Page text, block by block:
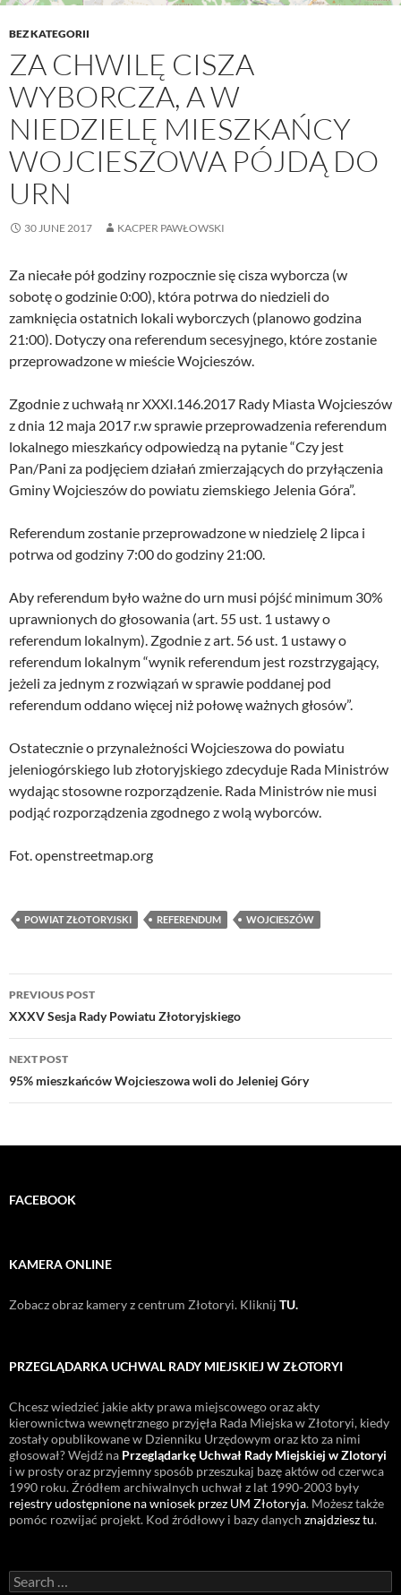
BEZ KATEGORII
ZA CHWILĘ CISZA
WYBORCZA, A W
NIEDZIELĘ MIESZKAŃCY
WOJCIESZOWA PÓJDĄ DO
URN
30 JUNE 2017 KACPER PAWŁOWSKI
Za niecałe pół godziny rozpocznie się cisza wyborcza (w
sobotę o godzinie 0:00), która potrwa do niedzieli do
zamknięcia ostatnich lokali wyborczych (planowo godzina
21:00). Dotyczy ona referendum secesyjnego, które zostanie
przeprowadzone w mieście Wojcieszów.
Zgodnie z uchwałą nr XXXI.146.2017 Rady Miasta Wojcieszów
z dnia 12 maja 2017 r.w sprawie przeprowadzenia referendum
lokalnego mieszkańcy odpowiedzą na pytanie “Czy jest
Pan/Pani za podjęciem działań zmierzających do przyłączenia
Gminy Wojcieszów do powiatu ziemskiego Jelenia Góra”.
Referendum zostanie przeprowadzone w niedzielę 2 lipca i
potrwa od godziny 7:00 do godziny 21:00.
Aby referendum było ważne do urn musi pójść minimum 30%
uprawnionych do głosowania (art. 55 ust. 1 ustawy o
referendum lokalnym). Zgodnie z art. 56 ust. 1 ustawy o
referendum lokalnym “wynik referendum jest rozstrzygający,
jeżeli za jednym z rozwiązań w sprawie poddanej pod
referendum oddano więcej niż połowę ważnych głosów”.
Ostatecznie o przynależności Wojcieszowa do powiatu
jeleniogórskiego lub złotoryjskiego zdecyduje Rada Ministrów
wydając stosowne rozporządzenie. Rada Ministrów nie musi
podjąć rozporządzenia zgodnego z wolą wyborców.
Fot. openstreetmap.org
POWIAT ZŁOTORYJSKI REFERENDUM WOJCIESZÓW
Post
navigation
PREVIOUS POST
XXXV Sesja Rady Powiatu Złotoryjskiego
NEXT POST
95% mieszkańców Wojcieszowa woli do Jeleniej Góry
FACEBOOK
KAMERA ONLINE
Zobacz obraz kamery z centrum Złotoryi. Kliknij TU.
PRZEGLĄDARKA UCHWAL RADY MIEJSKIEJ W ZŁOTORYI
Chcesz wiedzieć jakie akty prawa miejscowego oraz akty
kierownictwa wewnętrznego przyjęła Rada Miejska w Złotoryi, kiedy
zostały opublikowane w Dzienniku Urzędowym oraz kto za nimi
głosował? Wejdź na Przeglądarkę Uchwał Rady Miejskiej w Zlotoryi
i w prosty oraz przyjemny sposób przeszukaj bazę aktów od czerwca
1990 roku. Źródłem archiwalnych uchwał z lat 1990-2003 były
rejestry udostępnione na wniosek przez UM Złotoryja. Możesz także
pomóc rozwijać projekt. Kod źródłowy i bazy danych znajdziesz tu.
Search